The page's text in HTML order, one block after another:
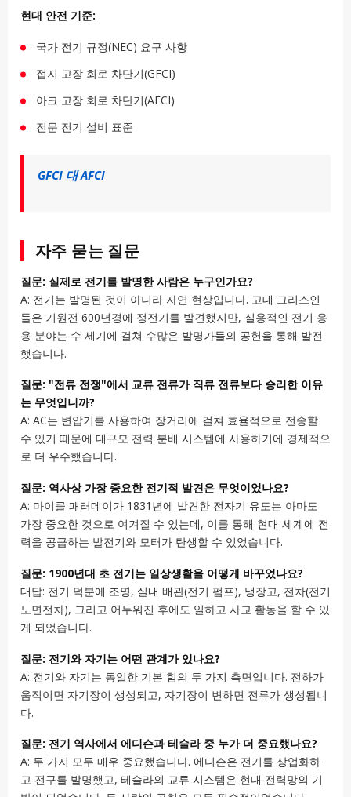
현대 안전 기준:
국가 전기 규정(NEC) 요구 사항
접지 고장 회로 차단기(GFCI)
아크 고장 회로 차단기(AFCI)
전문 전기 설비 표준
GFCI 대 AFCI
자주 묻는 질문
질문: 실제로 전기를 발명한 사람은 누구인가요?
A: 전기는 발명된 것이 아니라 자연 현상입니다. 고대 그리스인
들은 기원전 600년경에 정전기를 발견했지만, 실용적인 전기 응
용 분야는 수 세기에 걸쳐 수많은 발명가들의 공헌을 통해 발전
했습니다.
질문: "전류 전쟁"에서 교류 전류가 직류 전류보다 승리한 이유
는 무엇입니까?
A: AC는 변압기를 사용하여 장거리에 걸쳐 효율적으로 전송할
수 있기 때문에 대규모 전력 분배 시스템에 사용하기에 경제적으
로 더 우수했습니다.
질문: 역사상 가장 중요한 전기적 발견은 무엇이었나요?
A: 마이클 패러데이가 1831년에 발견한 전자기 유도는 아마도
가장 중요한 것으로 여겨질 수 있는데, 이를 통해 현대 세계에 전
력을 공급하는 발전기와 모터가 탄생할 수 있었습니다.
질문: 1900년대 초 전기는 일상생활을 어떻게 바꾸었나요?
대답: 전기 덕분에 조명, 실내 배관(전기 펌프), 냉장고, 전차(전기
노면전차), 그리고 어두워진 후에도 일하고 사교 활동을 할 수 있
게 되었습니다.
질문: 전기와 자기는 어떤 관계가 있나요?
A: 전기와 자기는 동일한 기본 힘의 두 가지 측면입니다. 전하가
움직이면 자기장이 생성되고, 자기장이 변하면 전류가 생성됩니
다.
질문: 전기 역사에서 에디슨과 테슬라 중 누가 더 중요했나요?
A: 두 가지 모두 매우 중요했습니다. 에디슨은 전기를 상업화하
고 전구를 발명했고, 테슬라의 교류 시스템은 현대 전력망의 기